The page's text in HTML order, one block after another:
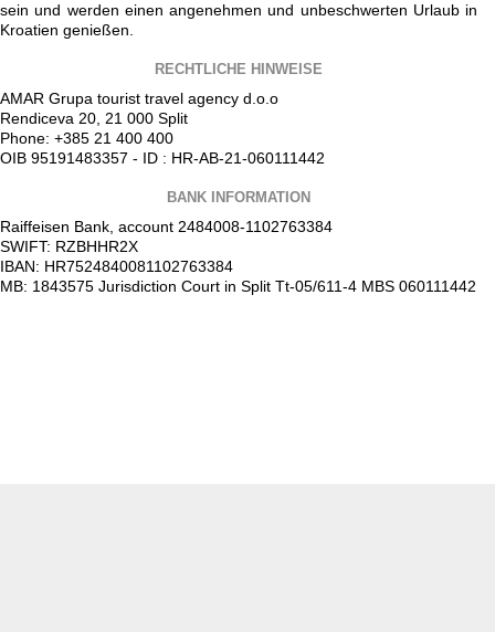
sein und werden einen angenehmen und unbeschwerten Urlaub in
Kroatien genießen.
RECHTLICHE HINWEISE
AMAR Grupa tourist travel agency d.o.o
Rendiceva 20, 21 000 Split
Phone: +385 21 400 400
OIB 95191483357 - ID : HR-AB-21-060111442
BANK INFORMATION
Raiffeisen Bank, account 2484008-1102763384
SWIFT: RZBHHR2X
IBAN: HR7524840081102763384
MB: 1843575 Jurisdiction Court in Split Tt-05/611-4 MBS 060111442